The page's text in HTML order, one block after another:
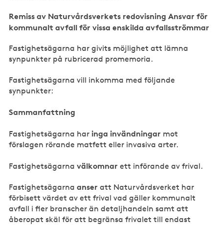
Remiss av Naturvårdsverkets redovisning Ansvar för
kommunalt avfall för vissa enskilda avfallsströmmar
Fastighetsägarna har givits möjlighet att lämna
synpunkter på rubricerad promemoria.
Fastighetsägarna vill inkomma med följande
synpunkter:
Sammanfattning
Fastighetsägarna har inga invändningar mot
förslagen rörande matfett eller invasiva arter.
Fastighetsägarnavälkomnar ett införande av frival.
Fastighetsägarnaanser att Naturvårdsverket har
förbisett värdet av ett frival vad gäller kommunalt
avfall i fler branscher än detaljhandeln samt att
åberopat skäl för att begränsa frivalet till endast